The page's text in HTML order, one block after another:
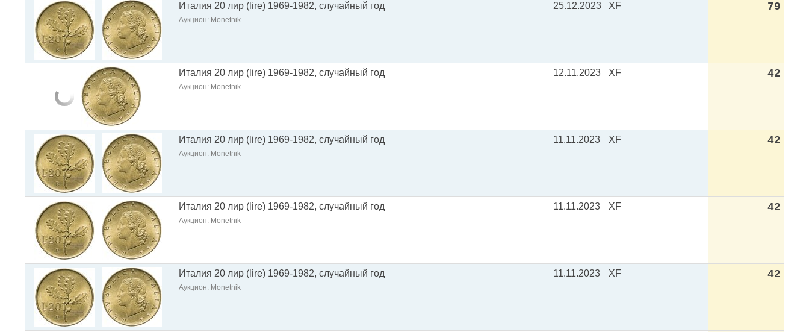
Италия 20 лир (lire) 1969-1982, случайный год
Аукцион: Monetnik
25.12.2023 XF 79
Италия 20 лир (lire) 1969-1982, случайный год
Аукцион: Monetnik
12.11.2023 XF 42
Италия 20 лир (lire) 1969-1982, случайный год
Аукцион: Monetnik
11.11.2023 XF 42
Италия 20 лир (lire) 1969-1982, случайный год
Аукцион: Monetnik
11.11.2023 XF 42
Италия 20 лир (lire) 1969-1982, случайный год
Аукцион: Monetnik
11.11.2023 XF 42